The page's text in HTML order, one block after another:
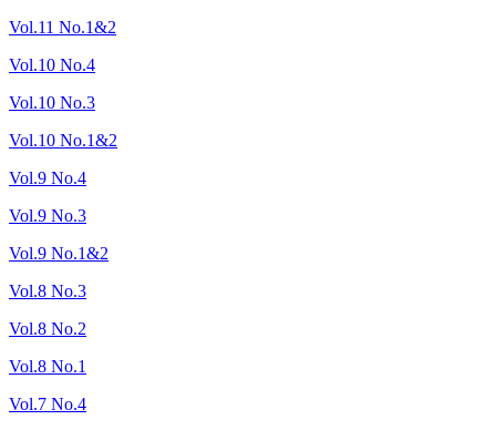
Vol.11 No.1&2
Vol.10 No.4
Vol.10 No.3
Vol.10 No.1&2
Vol.9 No.4
Vol.9 No.3
Vol.9 No.1&2
Vol.8 No.3
Vol.8 No.2
Vol.8 No.1
Vol.7 No.4